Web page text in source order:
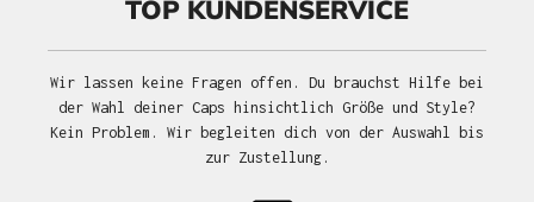
TOP KUNDENSERVICE
Wir lassen keine Fragen offen. Du brauchst Hilfe bei
der Wahl deiner Caps hinsichtlich Größe und Style?
Kein Problem. Wir begleiten dich von der Auswahl bis
zur Zustellung.